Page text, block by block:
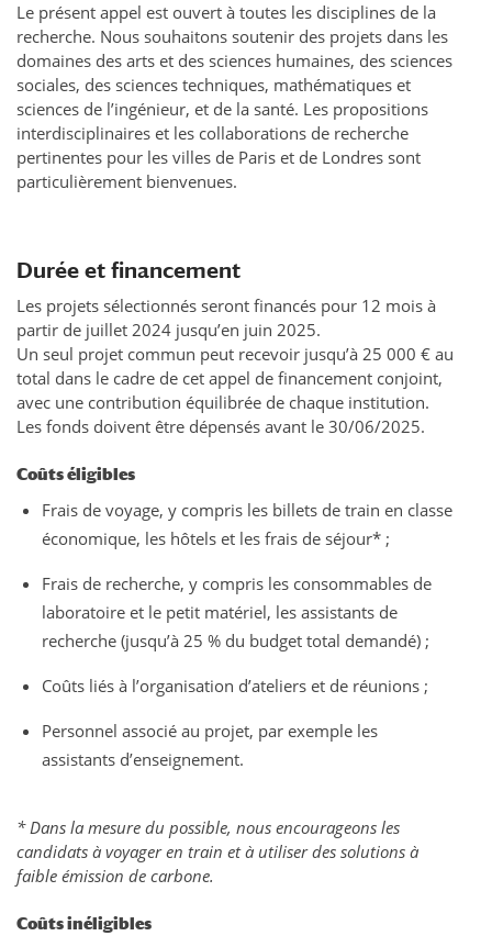
Le présent appel est ouvert à toutes les disciplines de la
recherche. Nous souhaitons soutenir des projets dans les
domaines des arts et des sciences humaines, des sciences
sociales, des sciences techniques, mathématiques et
sciences de l’ingénieur, et de la santé. Les propositions
interdisciplinaires et les collaborations de recherche
pertinentes pour les villes de Paris et de Londres sont
particulièrement bienvenues.
Durée et financement
Les projets sélectionnés seront financés pour 12 mois à
partir de juillet 2024 jusqu’en juin 2025.
Un seul projet commun peut recevoir jusqu’à 25 000 € au
total dans le cadre de cet appel de financement conjoint,
avec une contribution équilibrée de chaque institution.
Les fonds doivent être dépensés avant le 30/06/2025.
Coûts éligibles
Frais de voyage, y compris les billets de train en classe
économique, les hôtels et les frais de séjour* ;
Frais de recherche, y compris les consommables de
laboratoire et le petit matériel, les assistants de
recherche (jusqu’à 25 % du budget total demandé) ;
Coûts liés à l’organisation d’ateliers et de réunions ;
Personnel associé au projet, par exemple les
assistants d’enseignement.
* Dans la mesure du possible, nous encourageons les
candidats à voyager en train et à utiliser des solutions à
faible émission de carbone.
Coûts inéligibles